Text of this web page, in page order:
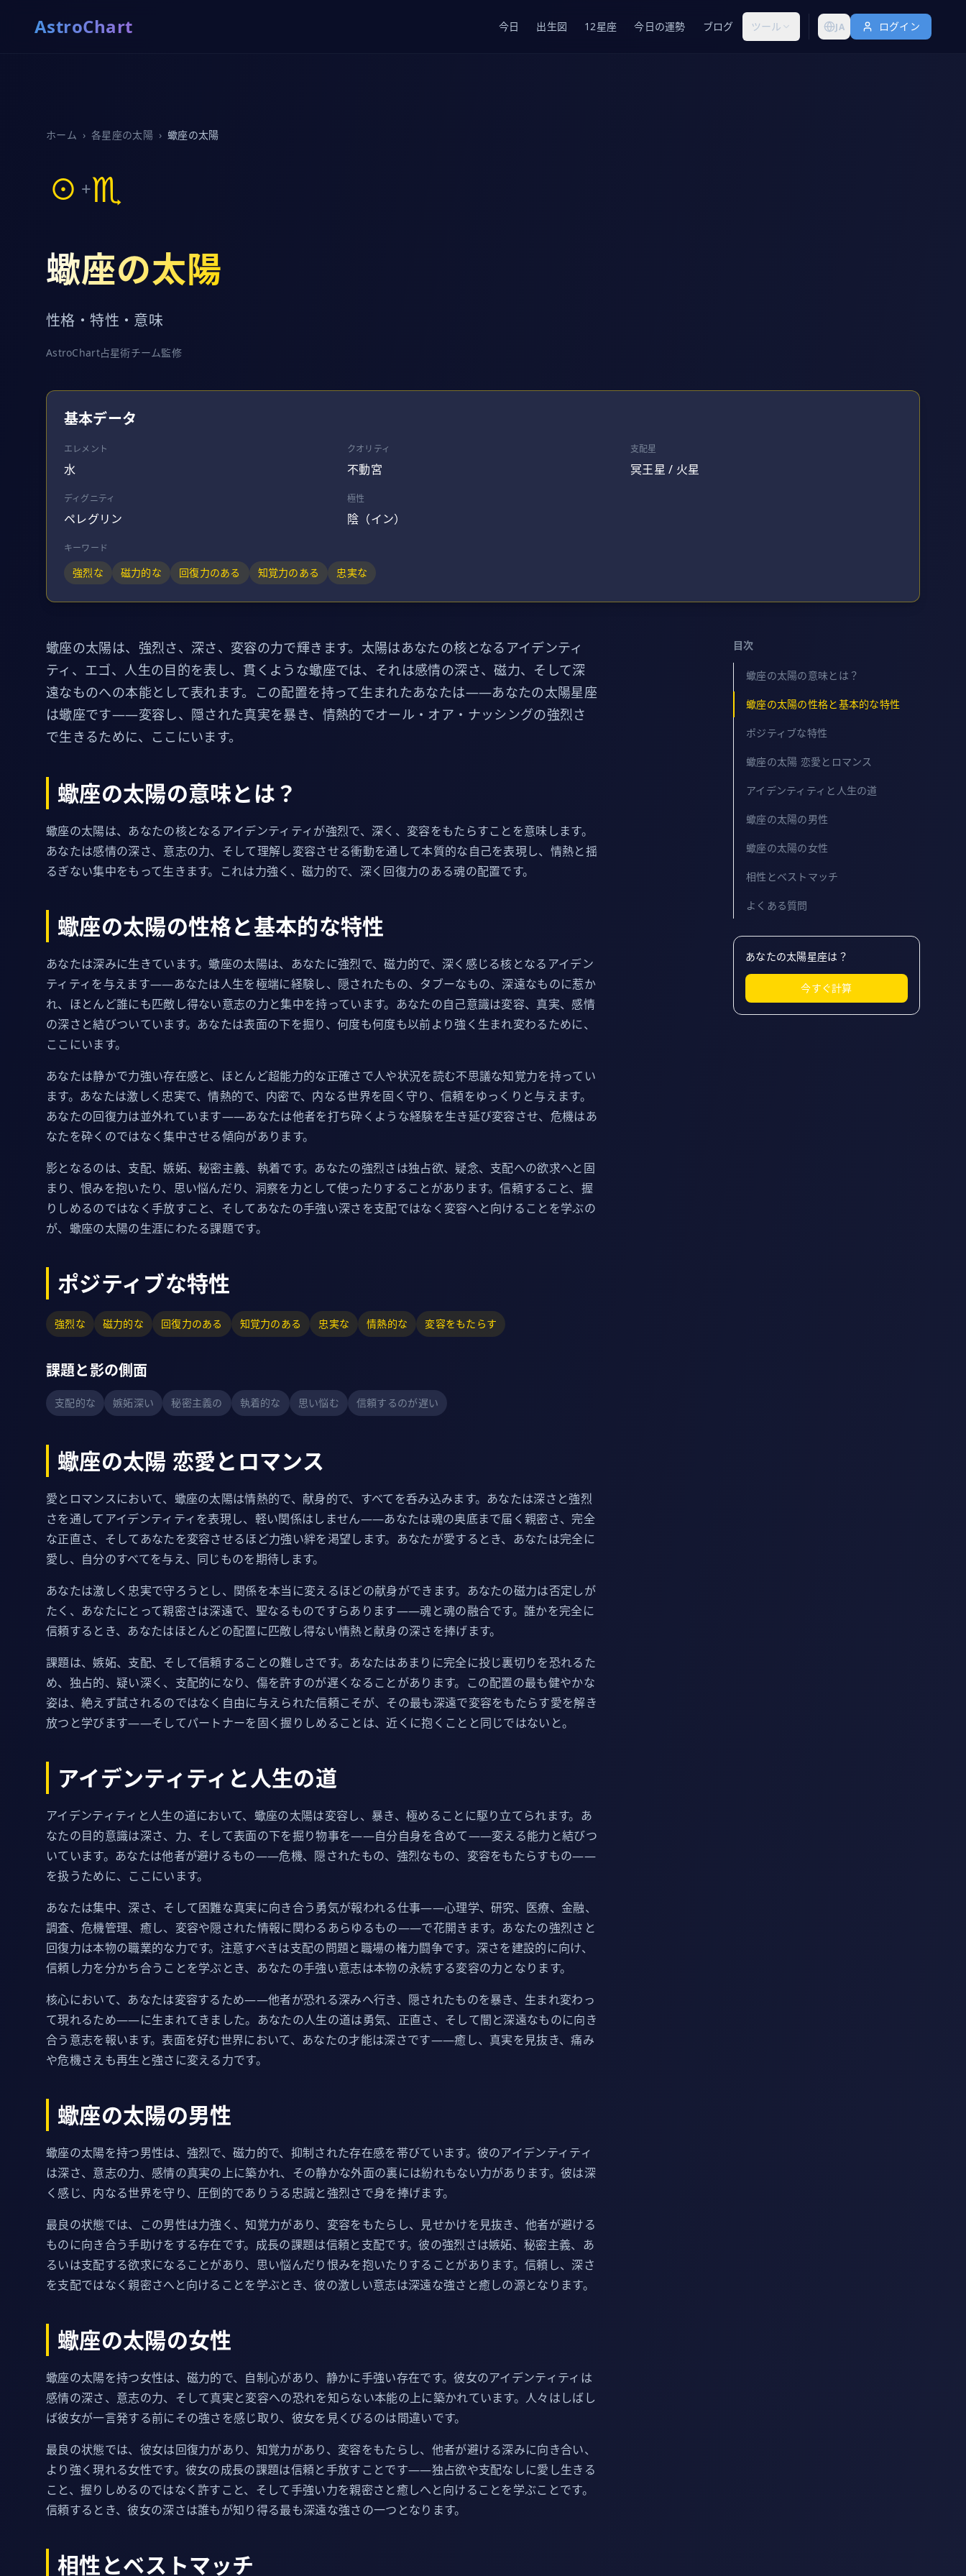
AstroChart 今日 出生図 12星座 今日の運勢 ブログ ツール JA ログイン
ホーム › 各星座の太陽 › 蠍座の太陽
☉ +♏
蠍座の太陽
性格・特性・意味
AstroChart占星術チーム監修
基本データ
エレメント
水
クオリティ
不動宮
支配星
冥王星 / 火星
ディグニティ
ペレグリン
極性
陰（イン）
キーワード
強烈な 磁力的な 回復力のある 知覚力のある 忠実な
蠍座の太陽は、強烈さ、深さ、変容の力で輝きます。太陽はあなたの核となるアイデンティ
ティ、エゴ、人生の目的を表し、貫くような蠍座では、それは感情の深さ、磁力、そして深
遠なものへの本能として表れます。この配置を持って生まれたあなたは——あなたの太陽星座
は蠍座です——変容し、隠された真実を暴き、情熱的でオール・オア・ナッシングの強烈さ
で生きるために、ここにいます。
蠍座の太陽の意味とは？
蠍座の太陽は、あなたの核となるアイデンティティが強烈で、深く、変容をもたらすことを意味します。
あなたは感情の深さ、意志の力、そして理解し変容させる衝動を通して本質的な自己を表現し、情熱と揺
るぎない集中をもって生きます。これは力強く、磁力的で、深く回復力のある魂の配置です。
蠍座の太陽の性格と基本的な特性
あなたは深みに生きています。蠍座の太陽は、あなたに強烈で、磁力的で、深く感じる核となるアイデン
ティティを与えます——あなたは人生を極端に経験し、隠されたもの、タブーなもの、深遠なものに惹か
れ、ほとんど誰にも匹敵し得ない意志の力と集中を持っています。あなたの自己意識は変容、真実、感情
の深さと結びついています。あなたは表面の下を掘り、何度も何度も以前より強く生まれ変わるために、
ここにいます。
あなたは静かで力強い存在感と、ほとんど超能力的な正確さで人や状況を読む不思議な知覚力を持ってい
ます。あなたは激しく忠実で、情熱的で、内密で、内なる世界を固く守り、信頼をゆっくりと与えます。
あなたの回復力は並外れています——あなたは他者を打ち砕くような経験を生き延び変容させ、危機はあ
なたを砕くのではなく集中させる傾向があります。
影となるのは、支配、嫉妬、秘密主義、執着です。あなたの強烈さは独占欲、疑念、支配への欲求へと固
まり、恨みを抱いたり、思い悩んだり、洞察を力として使ったりすることがあります。信頼すること、握
りしめるのではなく手放すこと、そしてあなたの手強い深さを支配ではなく変容へと向けることを学ぶの
が、蠍座の太陽の生涯にわたる課題です。
ポジティブな特性
強烈な 磁力的な 回復力のある 知覚力のある 忠実な 情熱的な 変容をもたらす
課題と影の側面
支配的な 嫉妬深い 秘密主義の 執着的な 思い悩む 信頼するのが遅い
蠍座の太陽 恋愛とロマンス
愛とロマンスにおいて、蠍座の太陽は情熱的で、献身的で、すべてを呑み込みます。あなたは深さと強烈
さを通してアイデンティティを表現し、軽い関係はしません——あなたは魂の奥底まで届く親密さ、完全
な正直さ、そしてあなたを変容させるほど力強い絆を渇望します。あなたが愛するとき、あなたは完全に
愛し、自分のすべてを与え、同じものを期待します。
あなたは激しく忠実で守ろうとし、関係を本当に変えるほどの献身ができます。あなたの磁力は否定しが
たく、あなたにとって親密さは深遠で、聖なるものですらあります——魂と魂の融合です。誰かを完全に
信頼するとき、あなたはほとんどの配置に匹敵し得ない情熱と献身の深さを捧げます。
課題は、嫉妬、支配、そして信頼することの難しさです。あなたはあまりに完全に投じ裏切りを恐れるた
め、独占的、疑い深く、支配的になり、傷を許すのが遅くなることがあります。この配置の最も健やかな
姿は、絶えず試されるのではなく自由に与えられた信頼こそが、その最も深遠で変容をもたらす愛を解き
放つと学びます——そしてパートナーを固く握りしめることは、近くに抱くことと同じではないと。
アイデンティティと人生の道
アイデンティティと人生の道において、蠍座の太陽は変容し、暴き、極めることに駆り立てられます。あ
なたの目的意識は深さ、力、そして表面の下を掘り物事を——自分自身を含めて——変える能力と結びつ
いています。あなたは他者が避けるもの——危機、隠されたもの、強烈なもの、変容をもたらすもの——
を扱うために、ここにいます。
あなたは集中、深さ、そして困難な真実に向き合う勇気が報われる仕事——心理学、研究、医療、金融、
調査、危機管理、癒し、変容や隠された情報に関わるあらゆるもの——で花開きます。あなたの強烈さと
回復力は本物の職業的な力です。注意すべきは支配の問題と職場の権力闘争です。深さを建設的に向け、
信頼し力を分かち合うことを学ぶとき、あなたの手強い意志は本物の永続する変容の力となります。
核心において、あなたは変容するため——他者が恐れる深みへ行き、隠されたものを暴き、生まれ変わっ
て現れるため——に生まれてきました。あなたの人生の道は勇気、正直さ、そして闇と深遠なものに向き
合う意志を報います。表面を好む世界において、あなたの才能は深さです——癒し、真実を見抜き、痛み
や危機さえも再生と強さに変える力です。
蠍座の太陽の男性
蠍座の太陽を持つ男性は、強烈で、磁力的で、抑制された存在感を帯びています。彼のアイデンティティ
は深さ、意志の力、感情の真実の上に築かれ、その静かな外面の裏には紛れもない力があります。彼は深
く感じ、内なる世界を守り、圧倒的でありうる忠誠と強烈さで身を捧げます。
最良の状態では、この男性は力強く、知覚力があり、変容をもたらし、見せかけを見抜き、他者が避ける
ものに向き合う手助けをする存在です。成長の課題は信頼と支配です。彼の強烈さは嫉妬、秘密主義、あ
るいは支配する欲求になることがあり、思い悩んだり恨みを抱いたりすることがあります。信頼し、深さ
を支配ではなく親密さへと向けることを学ぶとき、彼の激しい意志は深遠な強さと癒しの源となります。
蠍座の太陽の女性
蠍座の太陽を持つ女性は、磁力的で、自制心があり、静かに手強い存在です。彼女のアイデンティティは
感情の深さ、意志の力、そして真実と変容への恐れを知らない本能の上に築かれています。人々はしばし
ば彼女が一言発する前にその強さを感じ取り、彼女を見くびるのは間違いです。
最良の状態では、彼女は回復力があり、知覚力があり、変容をもたらし、他者が避ける深みに向き合い、
より強く現れる女性です。彼女の成長の課題は信頼と手放すことです——独占欲や支配なしに愛し生きる
こと、握りしめるのではなく許すこと、そして手強い力を親密さと癒しへと向けることを学ぶことです。
信頼するとき、彼女の深さは誰もが知り得る最も深遠な強さの一つとなります。
相性とベストマッチ
目次
蠍座の太陽の意味とは？
蠍座の太陽の性格と基本的な特性
ポジティブな特性
蠍座の太陽 恋愛とロマンス
アイデンティティと人生の道
蠍座の太陽の男性
蠍座の太陽の女性
相性とベストマッチ
よくある質問
あなたの太陽星座は？
今すぐ計算